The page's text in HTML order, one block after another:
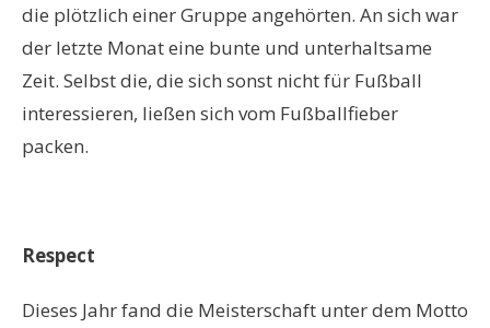
die plötzlich einer Gruppe angehörten. An sich war
der letzte Monat eine bunte und unterhaltsame
Zeit. Selbst die, die sich sonst nicht für Fußball
interessieren, ließen sich vom Fußballfieber
packen.
Respect
Dieses Jahr fand die Meisterschaft unter dem Motto